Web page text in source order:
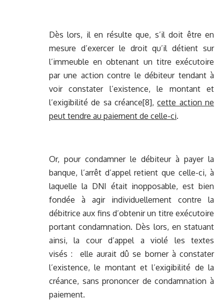
Dès lors, il en résulte que, s’il doit être en
mesure d’exercer le droit qu’il détient sur
l’immeuble en obtenant un titre exécutoire
par une action contre le débiteur tendant à
voir constater l’existence, le montant et
l’exigibilité de sa créance[8],cette action ne
peut tendre au paiement de celle-ci.
Or, pour condamner le débiteur à payer la
banque, l’arrêt d’appel retient que celle-ci, à
laquelle la DNI était inopposable, est bien
fondée à agir individuellement contre la
débitrice aux fins d’obtenir un titre exécutoire
portant condamnation. Dès lors, en statuant
ainsi, la cour d’appel a violé les textes
visés : elle aurait dû se borner à constater
l’existence, le montant et l’exigibilité de la
créance, sans prononcer de condamnation à
paiement.